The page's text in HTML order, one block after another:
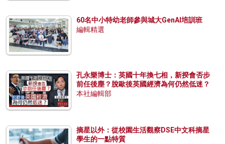
60名中小特幼老師參與城大GenAI培訓班
編輯精選
孔永樂博士：英國十年換七相，新揆會否步
前任後塵？脫歐後英國經濟為何仍然低迷？
本社編輯部
摘星以外：從校園生活觀察DSE中文科摘星
學生的一點特質